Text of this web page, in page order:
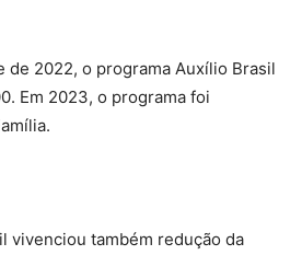
de 2022, o programa Auxílio Brasil
Em 2023, o programa foi
vivenciou também redução da